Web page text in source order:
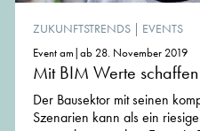
ZUKUNFTSTRENDS | EVENTS
Event am|ab 28. November 2019
Mit BIM Werte schaffen
Der Bausektor mit seinen
Szenarien kann als ein